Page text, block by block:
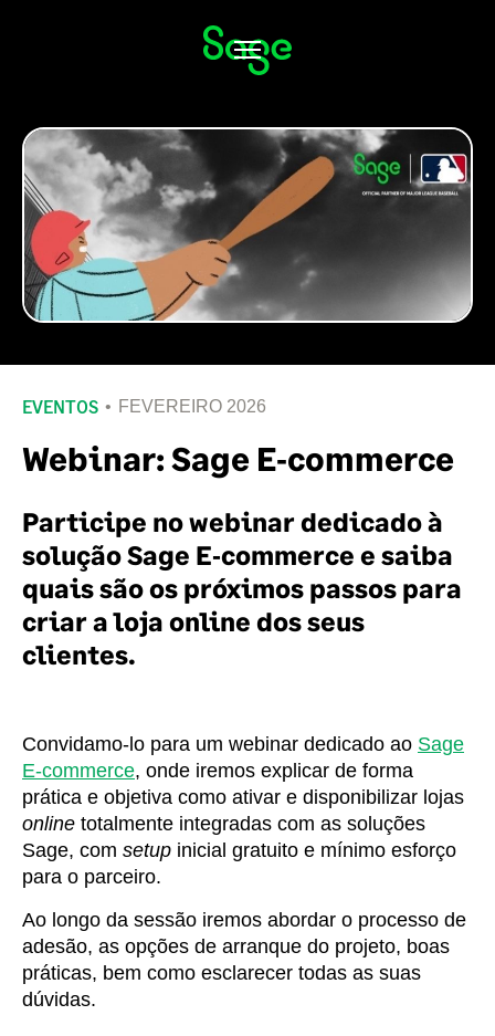
Alternar
navegação
EVENTOS FEVEREIRO 2026
Webinar: Sage E‑commerce
Participe no webinar dedicado à
solução Sage E‑commerce e saiba
quais são os próximos passos para
criar a loja online dos seus
clientes.
Convidamo‑lo para um webinar dedicado ao Sage
E‑commerce, onde iremos explicar de forma
prática e objetiva como ativar e disponibilizar lojas
online totalmente integradas com as soluções
Sage, com setup inicial gratuito e mínimo esforço
para o parceiro.
Ao longo da sessão iremos abordar o processo de
adesão, as opções de arranque do projeto, boas
práticas, bem como esclarecer todas as suas
dúvidas.